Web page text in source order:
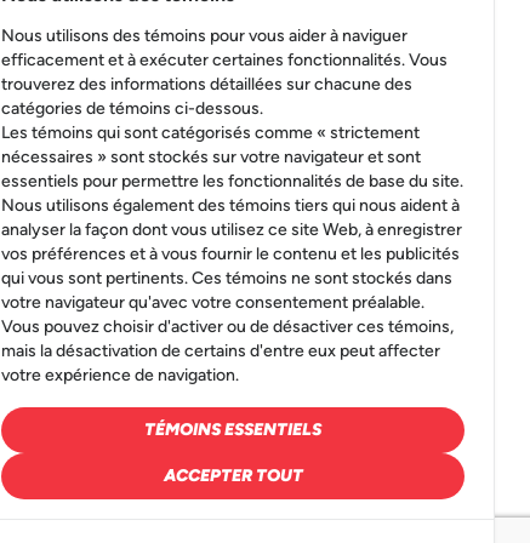
Nous utilisons des témoins pour vous aider à naviguer
efficacement et à exécuter certaines fonctionnalités. Vous
trouverez des informations détaillées sur chacune des
catégories de témoins ci-dessous.
Les témoins qui sont catégorisés comme « strictement
nécessaires » sont stockés sur votre navigateur et sont
essentiels pour permettre les fonctionnalités de base du site.
Nous utilisons également des témoins tiers qui nous aident à
analyser la façon dont vous utilisez ce site Web, à enregistrer
vos préférences et à vous fournir le contenu et les publicités
qui vous sont pertinents. Ces témoins ne sont stockés dans
votre navigateur qu'avec votre consentement préalable.
Vous pouvez choisir d'activer ou de désactiver ces témoins,
mais la désactivation de certains d'entre eux peut affecter
votre expérience de navigation.
TÉMOINS ESSENTIELS
ACCEPTER TOUT